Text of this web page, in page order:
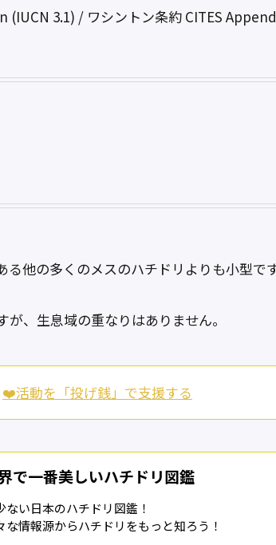
3.1) / ワシントン条約 CITES
他の多くのメスのハチドリよりも小型で
、生息域の重なりはありません。
❤️活動を「投げ銭」で支援する
で一番美しいハチドリ図鑑
ない日本のハチドリ図鑑！
な情報源からハチドリをもっと知ろう！